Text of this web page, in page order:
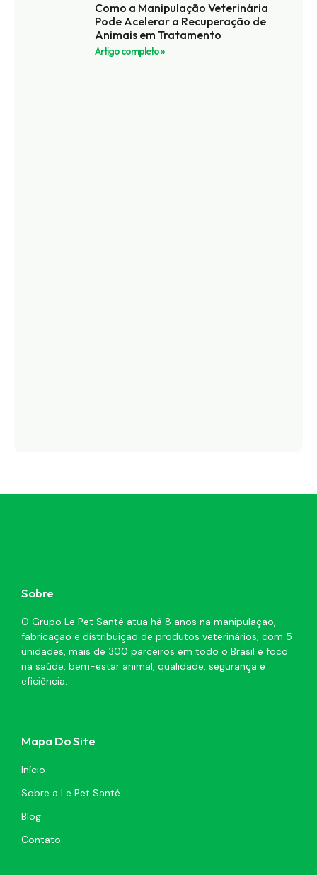
Como a Manipulação Veterinária
Pode Acelerar a Recuperação de
Animais em Tratamento
Artigo completo »
Sobre
O Grupo Le Pet Santé atua há 8 anos na manipulação,
fabricação e distribuição de produtos veterinários, com 5
unidades, mais de 300 parceiros em todo o Brasil e foco
na saúde, bem-estar animal, qualidade, segurança e
eficiência.
Mapa Do Site
Início
Sobre a Le Pet Santé
Blog
Contato